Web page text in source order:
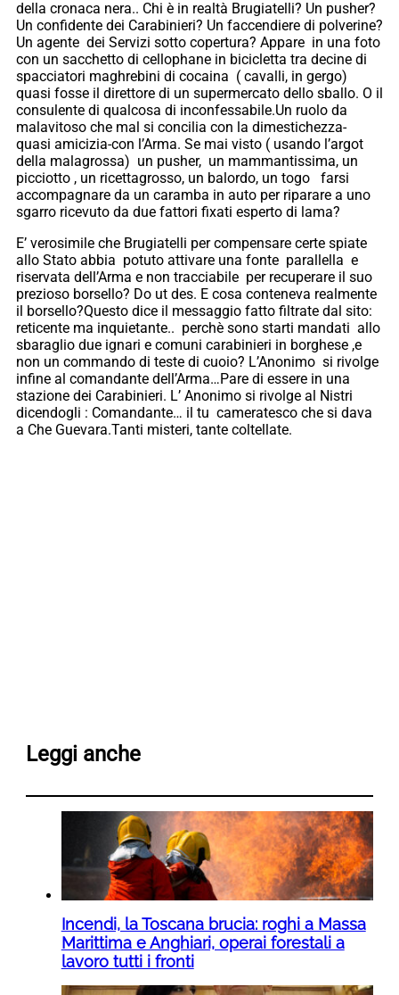
della cronaca nera.. Chi è in realtà Brugiatelli? Un pusher?
Un confidente dei Carabinieri? Un faccendiere di polverine?
Un agente dei Servizi sotto copertura? Appare in una foto
con un sacchetto di cellophane in bicicletta tra decine di
spacciatori maghrebini di cocaina ( cavalli, in gergo)
quasi fosse il direttore di un supermercato dello sballo. O il
consulente di qualcosa di inconfessabile.Un ruolo da
malavitoso che mal si concilia con la dimestichezza-
quasi amicizia-con l’Arma. Se mai visto ( usando l’argot
della malagrossa) un pusher, un mammantissima, un
picciotto , un ricettagrosso, un balordo, un togo farsi
accompagnare da un caramba in auto per riparare a uno
sgarro ricevuto da due fattori fixati esperto di lama?
E’ verosimile che Brugiatelli per compensare certe spiate
allo Stato abbia potuto attivare una fonte parallella e
riservata dell’Arma e non tracciabile per recuperare il suo
prezioso borsello? Do ut des. E cosa conteneva realmente
il borsello?Questo dice il messaggio fatto filtrate dal sito:
reticente ma inquietante.. perchè sono starti mandati allo
sbaraglio due ignari e comuni carabinieri in borghese ,e
non un commando di teste di cuoio? L’Anonimo si rivolge
infine al comandante dell’Arma…Pare di essere in una
stazione dei Carabinieri. L’ Anonimo si rivolge al Nistri
dicendogli : Comandante… il tu cameratesco che si dava
a Che Guevara.Tanti misteri, tante coltellate.
Leggi anche
Incendi, la Toscana brucia: roghi a Massa
Marittima e Anghiari, operai forestali a
lavoro tutti i fronti